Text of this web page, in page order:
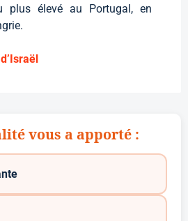
plus élevé au Portugal, en
vous a apporté :